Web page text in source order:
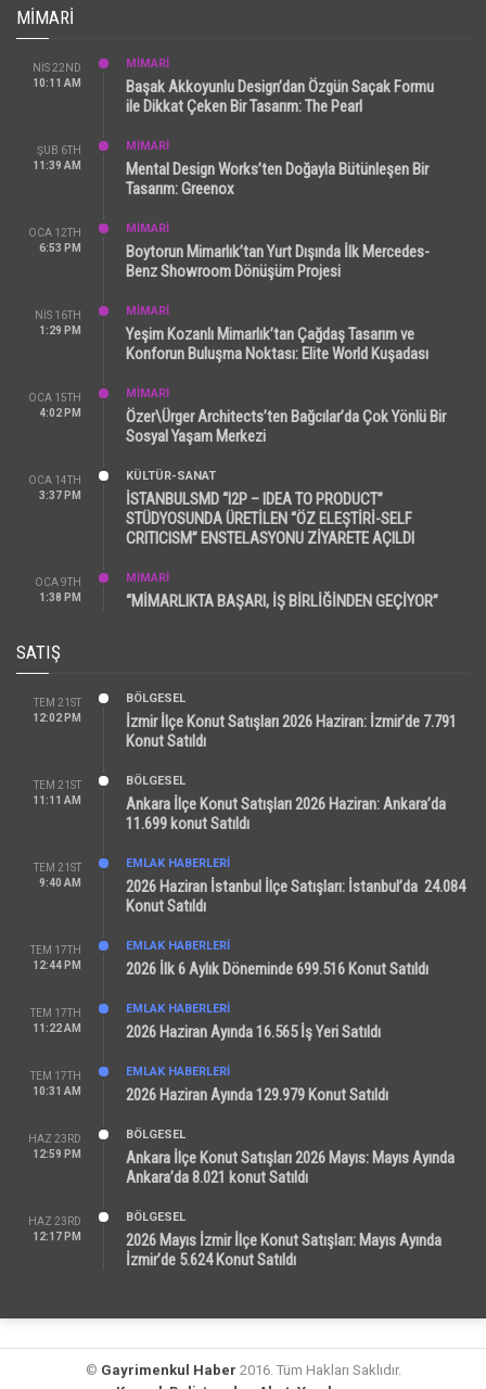
MIMARI
NIS 22ND
10:11 AM
MİMARİ
Başak Akkoyunlu Design’dan Özgün Saçak Formu
ile Dikkat Çeken Bir Tasarım: The Pearl
ŞUB 6TH
11:39 AM
MİMARİ
Mental Design Works’ten Doğayla Bütünleşen Bir
Tasarım: Greenox
OCA 12TH
6:53 PM
MİMARİ
Boytorun Mimarlık’tan Yurt Dışında İlk Mercedes-
Benz Showroom Dönüşüm Projesi
NIS 16TH
1:29 PM
MİMARİ
Yeşim Kozanlı Mimarlık’tan Çağdaş Tasarım ve
Konforun Buluşma Noktası: Elite World Kuşadası
OCA 15TH
4:02 PM
MİMARİ
Özer\Ürger Architects’ten Bağcılar’da Çok Yönlü Bir
Sosyal Yaşam Merkezi
OCA 14TH
3:37 PM
KÜLTÜR-SANAT
İSTANBULSMD “I2P – IDEA TO PRODUCT”
STÜDYOSUNDA ÜRETİLEN “ÖZ ELEŞTİRİ-SELF
CRITICISM” ENSTELASYONU ZİYARETE AÇILDI
OCA 9TH
1:38 PM
MİMARİ
“MİMARLIKTA BAŞARI, İŞ BİRLİĞİNDEN GEÇİYOR”
SATIŞ
TEM 21ST
12:02 PM
BÖLGESEL
İzmir İlçe Konut Satışları 2026 Haziran: İzmir’de 7.791
Konut Satıldı
TEM 21ST
11:11 AM
BÖLGESEL
Ankara İlçe Konut Satışları 2026 Haziran: Ankara’da
11.699 konut Satıldı
TEM 21ST
9:40 AM
EMLAK HABERLERI
2026 Haziran İstanbul İlçe Satışları: İstanbul’da 24.084
Konut Satıldı
TEM 17TH
12:44 PM
EMLAK HABERLERI
2026 İlk 6 Aylık Döneminde 699.516 Konut Satıldı
TEM 17TH
11:22 AM
EMLAK HABERLERI
2026 Haziran Ayında 16.565 İş Yeri Satıldı
TEM 17TH
10:31 AM
EMLAK HABERLERI
2026 Haziran Ayında 129.979 Konut Satıldı
HAZ 23RD
12:59 PM
BÖLGESEL
Ankara İlçe Konut Satışları 2026 Mayıs: Mayıs Ayında
Ankara’da 8.021 konut Satıldı
HAZ 23RD
12:17 PM
BÖLGESEL
2026 Mayıs İzmir İlçe Konut Satışları: Mayıs Ayında
İzmir’de 5.624 Konut Satıldı
© Gayrimenkul Haber 2016. Tüm Hakları Saklıdır.